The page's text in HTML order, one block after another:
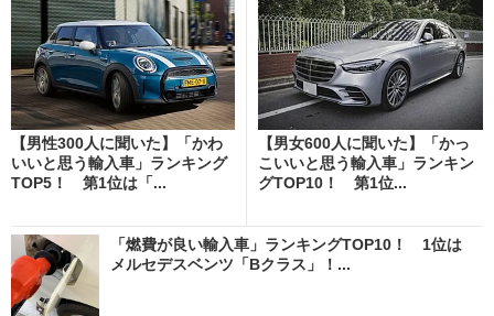
【男性300人に聞いた】「かわ
いいと思う輸入車」ランキング
TOP5！ 第1位は「...
【男女600人に聞いた】「かっ
こいいと思う輸入車」ランキン
グTOP10！ 第1位...
「燃費が良い輸入車」ランキングTOP10！ 1位は
メルセデスベンツ「Bクラス」！...